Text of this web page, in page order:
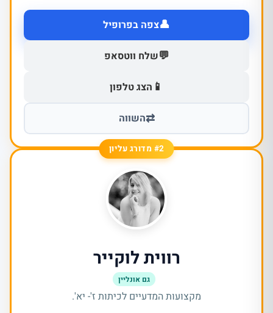
👤צפה בפרופיל
💬שלח ווטסאפ
📱 הצג טלפון
⇄השווה
#2 מדורג עליון
רווית לוקייר
גם אונליין
מקצועות המדעיים לכיתות ז'- יא'.